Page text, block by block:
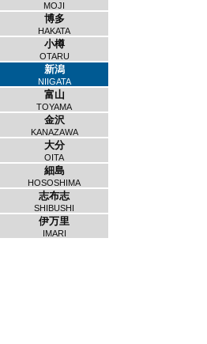
MOJI
博多
HAKATA
小樽
OTARU
新潟
NIIGATA
富山
TOYAMA
金沢
KANAZAWA
大分
OITA
細島
HOSOSHIMA
志布志
SHIBUSHI
伊万里
IMARI